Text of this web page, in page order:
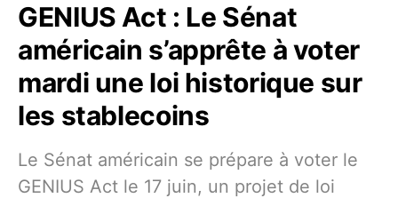
GENIUS Act : Le Sénat
américain s’apprête à voter
mardi une loi historique sur
les stablecoins
Le Sénat américain se prépare à voter le
GENIUS Act le 17 juin, un projet de loi